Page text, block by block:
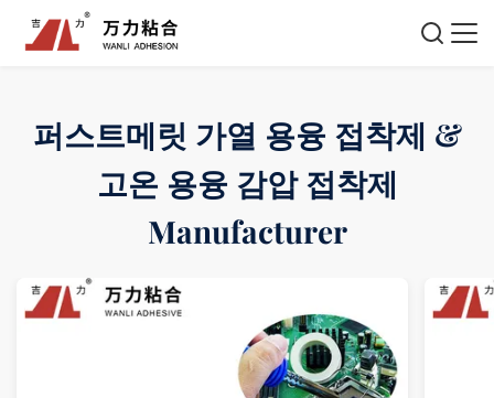
퍼스트메릿 가열 용융 접착제 &
고온 용융 감압 접착제
Manufacturer